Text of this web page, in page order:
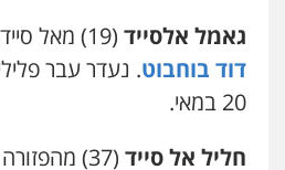
גאמל אלסייד (19) מאל סייד. מיוצג על ידי
דוד בוחבוט. נעדר עבר
20 במאי.
חליל אל סייד
(37)
0525544654